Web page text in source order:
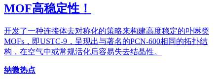
MOF高稳定性！
开发了一种连接体去对称化的策略来构建高度稳定的卟啉类
MOFs，即USTC-9，呈现出与著名的PCN-600相同的拓扑结
构，在空气中或常规活化后容易失去结晶性。
纳微热点